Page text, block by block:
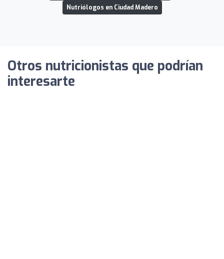
Nutriólogos en Ciudad Madero
Otros nutricionistas que podrían
interesarte